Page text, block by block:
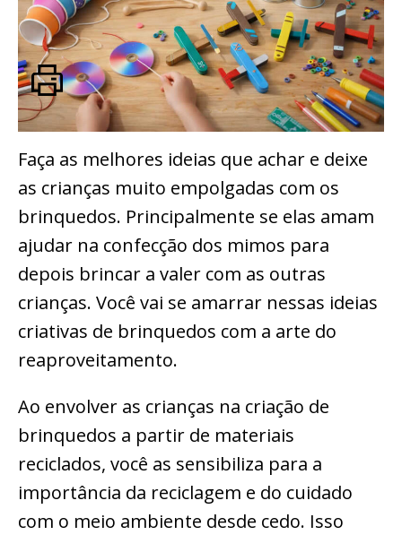
Faça as melhores ideias que achar e deixe
as crianças muito empolgadas com os
brinquedos. Principalmente se elas amam
ajudar na confecção dos mimos para
depois brincar a valer com as outras
crianças. Você vai se amarrar nessas ideias
criativas de brinquedos com a arte do
reaproveitamento.
Ao envolver as crianças na criação de
brinquedos a partir de materiais
reciclados, você as sensibiliza para a
importância da reciclagem e do cuidado
com o meio ambiente desde cedo. Isso